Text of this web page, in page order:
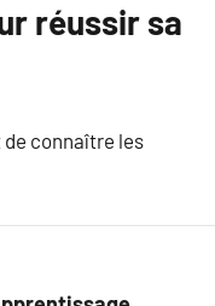
réussir sa
de connaître les